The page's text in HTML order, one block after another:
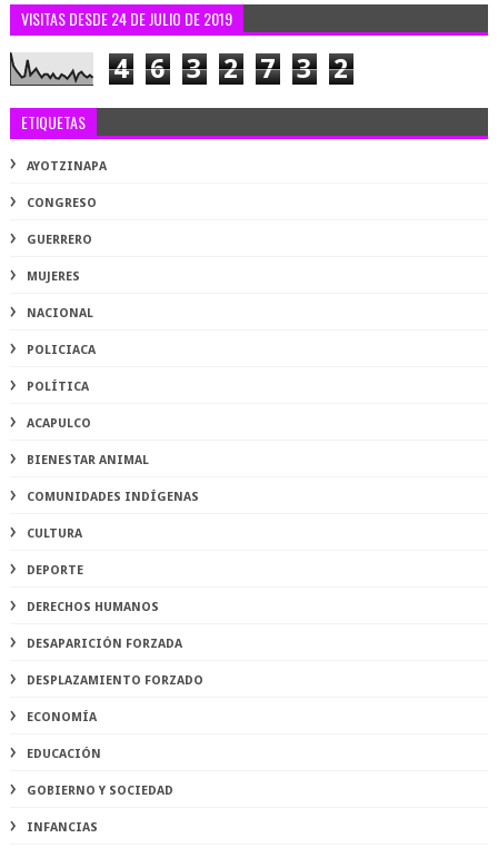
VISITAS DESDE 24 DE JULIO DE 2019
4 6 3 2 7 3 2
ETIQUETAS
AYOTZINAPA
CONGRESO
GUERRERO
MUJERES
NACIONAL
POLICIACA
POLÍTICA
ACAPULCO
BIENESTAR ANIMAL
COMUNIDADES INDÍGENAS
CULTURA
DEPORTE
DERECHOS HUMANOS
DESAPARICIÓN FORZADA
DESPLAZAMIENTO FORZADO
ECONOMÍA
EDUCACIÓN
GOBIERNO Y SOCIEDAD
INFANCIAS